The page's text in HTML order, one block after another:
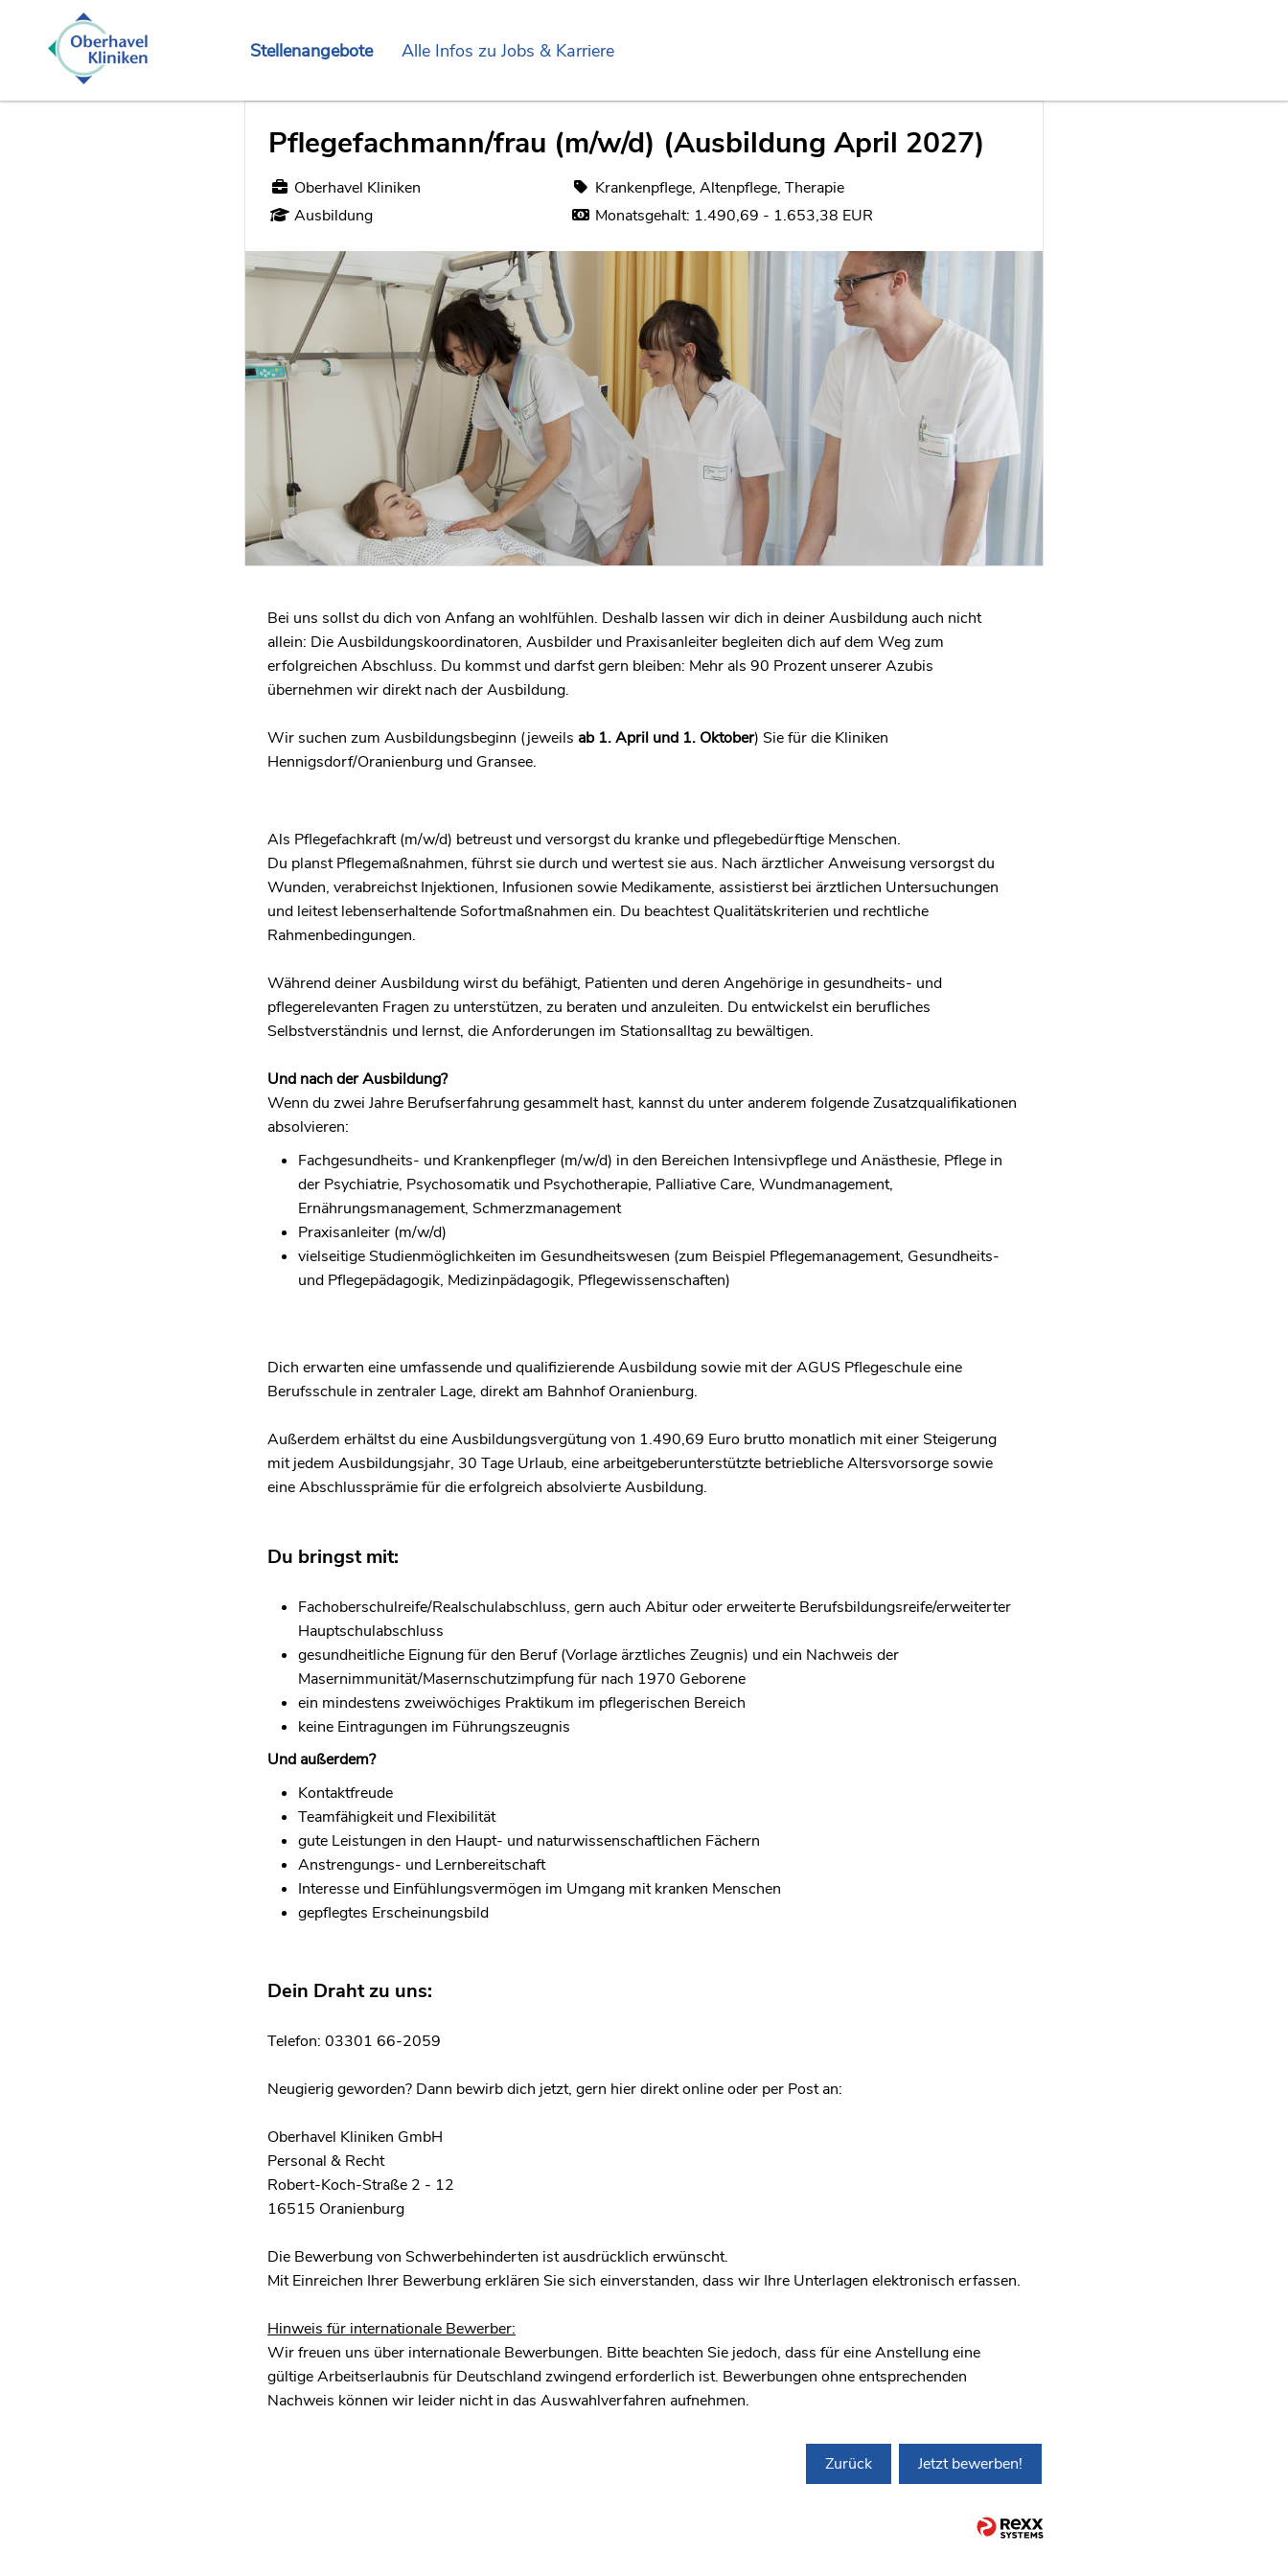
Stellenangebote Alle Infos zu Jobs & Karriere
Pflegefachmann/frau (m/w/d) (Ausbildung April 2027)
Oberhavel Kliniken
Ausbildung
Krankenpflege, Altenpflege, Therapie
Monatsgehalt: 1.490,69 - 1.653,38 EUR
Bei uns sollst du dich von Anfang an wohlfühlen. Deshalb lassen wir dich in deiner Ausbildung auch nicht
allein: Die Ausbildungskoordinatoren, Ausbilder und Praxisanleiter begleiten dich auf dem Weg zum
erfolgreichen Abschluss. Du kommst und darfst gern bleiben: Mehr als 90 Prozent unserer Azubis
übernehmen wir direkt nach der Ausbildung.
Wir suchen zum Ausbildungsbeginn (jeweils ab 1. April und 1. Oktober) Sie für die Kliniken
Hennigsdorf/Oranienburg und Gransee.
Als Pflegefachkraft (m/w/d) betreust und versorgst du kranke und pflegebedürftige Menschen.
Du planst Pflegemaßnahmen, führst sie durch und wertest sie aus. Nach ärztlicher Anweisung versorgst du
Wunden, verabreichst Injektionen, Infusionen sowie Medikamente, assistierst bei ärztlichen Untersuchungen
und leitest lebenserhaltende Sofortmaßnahmen ein. Du beachtest Qualitätskriterien und rechtliche
Rahmenbedingungen.
Während deiner Ausbildung wirst du befähigt, Patienten und deren Angehörige in gesundheits- und
pflegerelevanten Fragen zu unterstützen, zu beraten und anzuleiten. Du entwickelst ein berufliches
Selbstverständnis und lernst, die Anforderungen im Stationsalltag zu bewältigen.
Und nach der Ausbildung?
Wenn du zwei Jahre Berufserfahrung gesammelt hast, kannst du unter anderem folgende Zusatzqualifikationen
absolvieren:
Fachgesundheits- und Krankenpfleger (m/w/d) in den Bereichen Intensivpflege und Anästhesie, Pflege in
der Psychiatrie, Psychosomatik und Psychotherapie, Palliative Care, Wundmanagement,
Ernährungsmanagement, Schmerzmanagement
Praxisanleiter (m/w/d)
vielseitige Studienmöglichkeiten im Gesundheitswesen (zum Beispiel Pflegemanagement, Gesundheits-
und Pflegepädagogik, Medizinpädagogik, Pflegewissenschaften)
Dich erwarten eine umfassende und qualifizierende Ausbildung sowie mit der AGUS Pflegeschule eine
Berufsschule in zentraler Lage, direkt am Bahnhof Oranienburg.
Außerdem erhältst du eine Ausbildungsvergütung von 1.490,69 Euro brutto monatlich mit einer Steigerung
mit jedem Ausbildungsjahr, 30 Tage Urlaub, eine arbeitgeberunterstützte betriebliche Altersvorsorge sowie
eine Abschlussprämie für die erfolgreich absolvierte Ausbildung.
Du bringst mit:
Fachoberschulreife/Realschulabschluss, gern auch Abitur oder erweiterte Berufsbildungsreife/erweiterter
Hauptschulabschluss
gesundheitliche Eignung für den Beruf (Vorlage ärztliches Zeugnis) und ein Nachweis der
Masernimmunität/Masernschutzimpfung für nach 1970 Geborene
ein mindestens zweiwöchiges Praktikum im pflegerischen Bereich
keine Eintragungen im Führungszeugnis
Und außerdem?
Kontaktfreude
Teamfähigkeit und Flexibilität
gute Leistungen in den Haupt- und naturwissenschaftlichen Fächern
Anstrengungs- und Lernbereitschaft
Interesse und Einfühlungsvermögen im Umgang mit kranken Menschen
gepflegtes Erscheinungsbild
Dein Draht zu uns:
Telefon: 03301 66-2059
Neugierig geworden? Dann bewirb dich jetzt, gern hier direkt online oder per Post an:
Oberhavel Kliniken GmbH
Personal & Recht
Robert-Koch-Straße 2 - 12
16515 Oranienburg
Die Bewerbung von Schwerbehinderten ist ausdrücklich erwünscht.
Mit Einreichen Ihrer Bewerbung erklären Sie sich einverstanden, dass wir Ihre Unterlagen elektronisch erfassen.
Hinweis für internationale Bewerber:
Wir freuen uns über internationale Bewerbungen. Bitte beachten Sie jedoch, dass für eine Anstellung eine
gültige Arbeitserlaubnis für Deutschland zwingend erforderlich ist. Bewerbungen ohne entsprechenden
Nachweis können wir leider nicht in das Auswahlverfahren aufnehmen.
Zurück Jetzt bewerben!